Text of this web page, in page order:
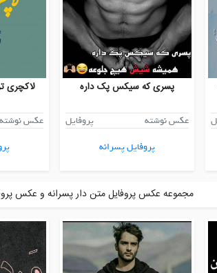
پسری که سیکس پک داره
عکس نوشته
پروفایل
پروفایل پسرانه
لاکچری
عکس نوشته
مجموعه عکس پروفایل متن دار پسرانه و عکس